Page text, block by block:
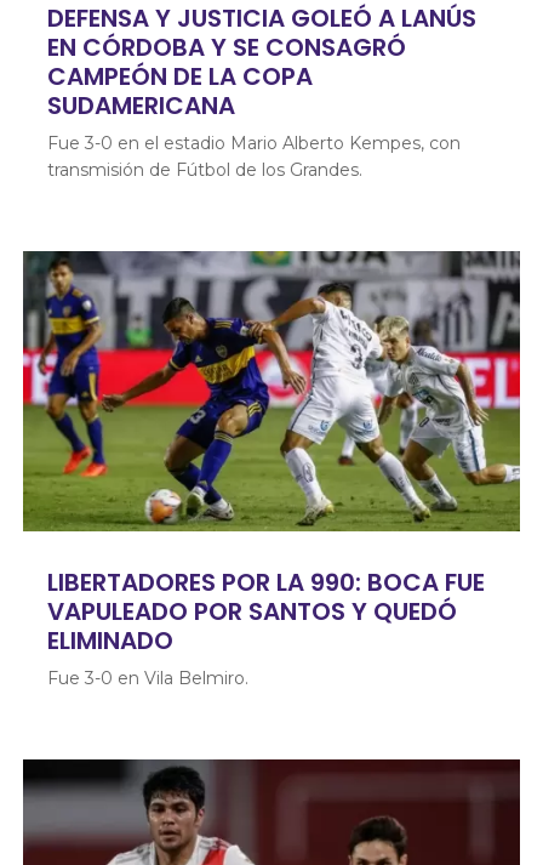
DEFENSA Y JUSTICIA GOLEÓ A LANÚS
EN CÓRDOBA Y SE CONSAGRÓ
CAMPEÓN DE LA COPA
SUDAMERICANA
Fue 3-0 en el estadio Mario Alberto Kempes, con
transmisión de Fútbol de los Grandes.
LIBERTADORES POR LA 990: BOCA FUE
VAPULEADO POR SANTOS Y QUEDÓ
ELIMINADO
Fue 3-0 en Vila Belmiro.